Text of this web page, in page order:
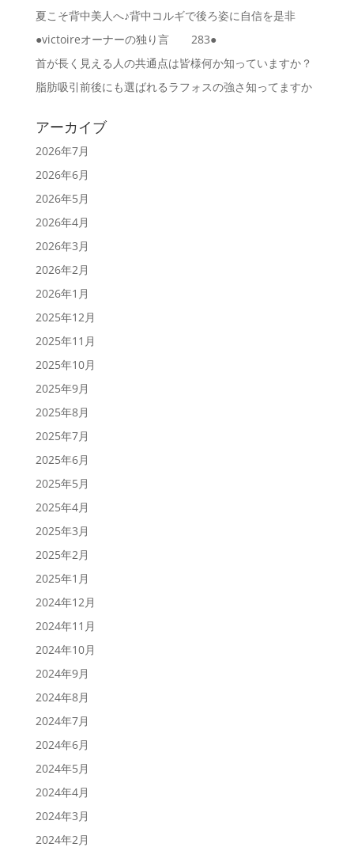
夏こそ背中美人へ♪背中コルギで後ろ姿に自信を是非
●victoireオーナーの独り言 283●
首が長く見える人の共通点は皆様何か知っていますか？
脂肪吸引前後にも選ばれるラフォスの強さ知ってますか
アーカイブ
2026年7月
2026年6月
2026年5月
2026年4月
2026年3月
2026年2月
2026年1月
2025年12月
2025年11月
2025年10月
2025年9月
2025年8月
2025年7月
2025年6月
2025年5月
2025年4月
2025年3月
2025年2月
2025年1月
2024年12月
2024年11月
2024年10月
2024年9月
2024年8月
2024年7月
2024年6月
2024年5月
2024年4月
2024年3月
2024年2月